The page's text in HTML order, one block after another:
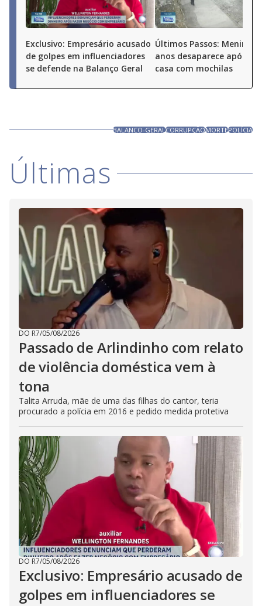
Exclusivo: Empresário acusado
de golpes em influenciadores
se defende na Balanço Geral
Últimos Passos: Menina
anos desaparece após
casa com mochilas
BALANCO-GERALCORRUPÇÃOMORTEPOLÍCIA
Últimas
DO R7/05/08/2026
Passado de Arlindinho com relato
de violência doméstica vem à
tona
Talita Arruda, mãe de uma das filhas do cantor, teria
procurado a polícia em 2016 e pedido medida protetiva
DO R7/05/08/2026
Exclusivo: Empresário acusado de
golpes em influenciadores se